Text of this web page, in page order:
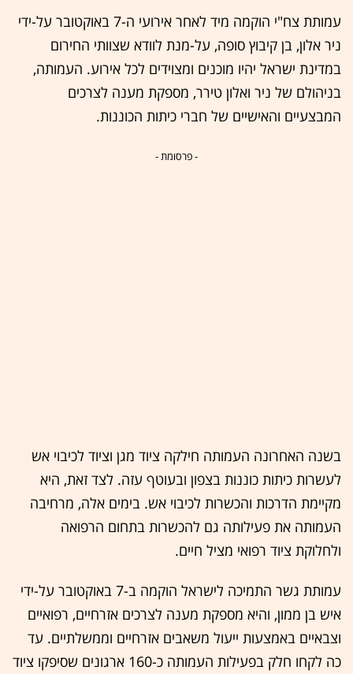
עמותת צח"י הוקמה מיד לאחר אירועי ה-7 באוקטובר על-ידי
ניר אלון, בן קיבוץ סופה, על-מנת לוודא שצוותי החירום
במדינת ישראל יהיו מוכנים ומצוידים לכל אירוע. העמותה,
בניהולם של ניר ואלון טירר, מספקת מענה לצרכים
המבצעיים והאישיים של חברי כיתות הכוננות.
- פרסומת -
בשנה האחרונה העמותה חילקה ציוד מגן וציוד לכיבוי אש
לעשרות כיתות כוננות בצפון ובעוטף עזה. לצד זאת, היא
מקיימת הדרכות והכשרות לכיבוי אש. בימים אלה, מרחיבה
העמותה את פעילותה גם להכשרות בתחום הרפואה
ולחלוקת ציוד רפואי מציל חיים.
עמותת גשר התמיכה לישראל הוקמה ב-7 באוקטובר על-ידי
איש בן ממון, והיא מספקת מענה לצרכים אזרחיים, רפואיים
וצבאיים באמצעות ייעול משאבים אזרחיים וממשלתיים. עד
כה לקחו חלק בפעילות העמותה כ-160 ארגונים שסיפקו ציוד